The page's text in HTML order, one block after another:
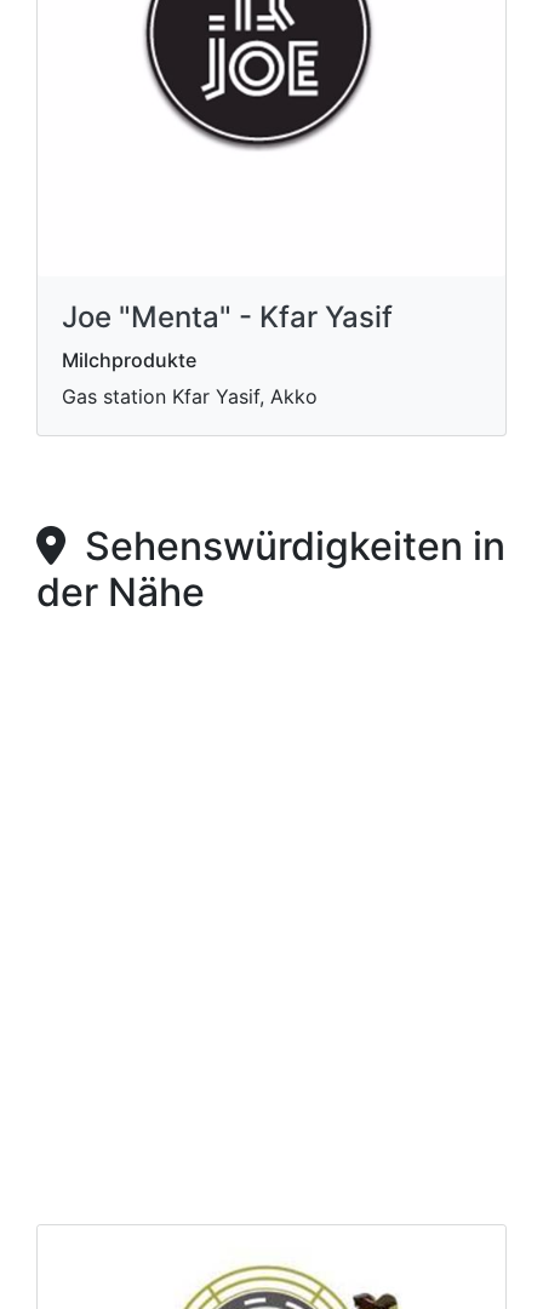
Joe "Menta" - Kfar Yasif
Milchprodukte
Gas station Kfar Yasif, Akko
Sehenswürdigkeiten in
der Nähe